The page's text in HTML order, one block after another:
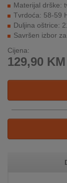
NOVO
U
PONUDI
KONTAKT
KUPOVINA
RATE
Materijal drške:
Tvrdoća: 58-59
Duljina oštrice:
Savršen izbor
Cijena:
129,90 KM